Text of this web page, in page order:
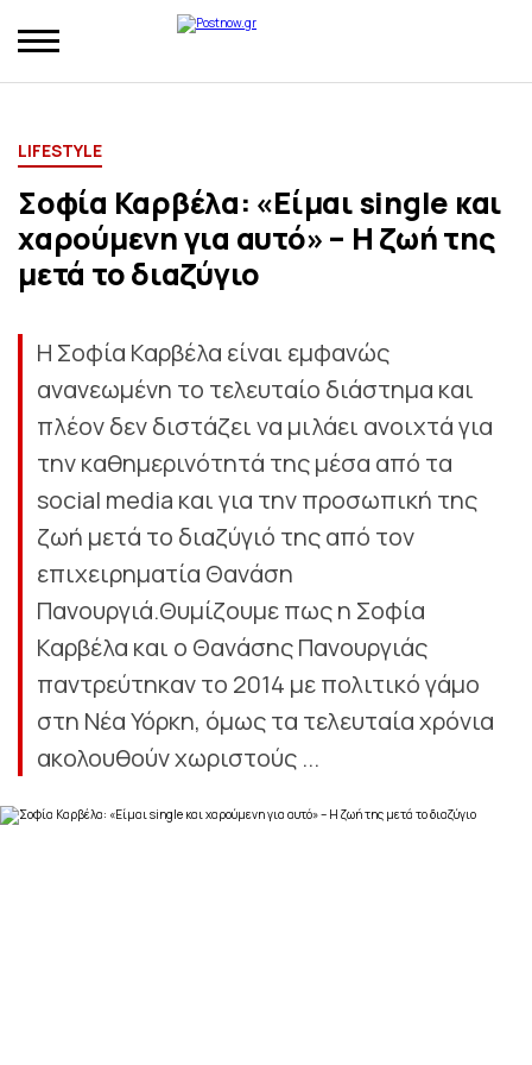
LIFESTYLE
Σοφία Καρβέλα: «Είμαι single και
χαρούμενη για αυτό» – Η ζωή της
μετά το διαζύγιο
Η Σοφία Καρβέλα είναι εμφανώς
ανανεωμένη το τελευταίο διάστημα και
πλέον δεν διστάζει να μιλάει ανοιχτά για
την καθημερινότητά της μέσα από τα
social media και για την προσωπική της
ζωή μετά το διαζύγιό της από τον
επιχειρηματία Θανάση
Πανουργιά.Θυμίζουμε πως η Σοφία
Καρβέλα και ο Θανάσης Πανουργιάς
παντρεύτηκαν το 2014 με πολιτικό γάμο
στη Νέα Υόρκη, όμως τα τελευταία χρόνια
ακολουθούν χωριστούς ...